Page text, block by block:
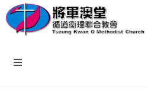
Skip
to
content
Toggle